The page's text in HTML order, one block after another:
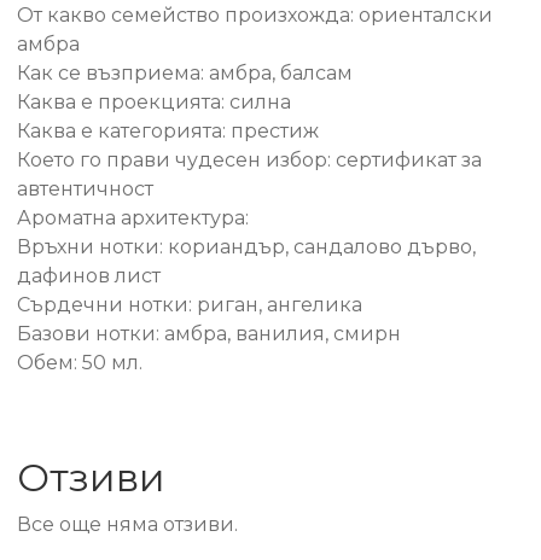
От какво семейство произхожда: ориенталски
амбра
Как се възприема: амбра, балсам
Каква е проекцията: силна
Каква е категорията: престиж
Което го прави чудесен избор: сертификат за
автентичност
Ароматна архитектура:
Връхни нотки: кориандър, сандалово дърво,
дафинов лист
Сърдечни нотки: риган, ангелика
Базови нотки: амбра, ванилия, смирн
Обем: 50 мл.
Отзиви
Все още няма отзиви.